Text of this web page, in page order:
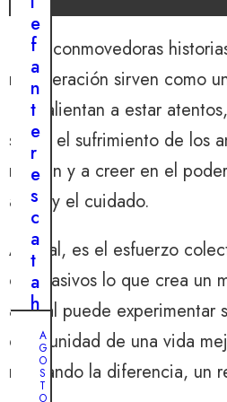
Estas conmovedoras
recuperación sirven como
Nos alientan a estar
sobre el sufrimiento de los
rodean y a creer en el
amor y el cuidado.
Al final, es el esfuerzo
compasivos lo que crea un
animal puede experimentar
oportunidad de una vida
marcando la diferencia, un
e
f
a
n
t
e
r
e
s
c
a
t
a
h
o
A
G
O
S
T
O